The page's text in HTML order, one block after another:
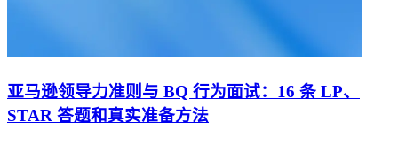
亚马逊领导力准则与 BQ 行为面试：16 条 LP、
STAR 答题和真实准备方法